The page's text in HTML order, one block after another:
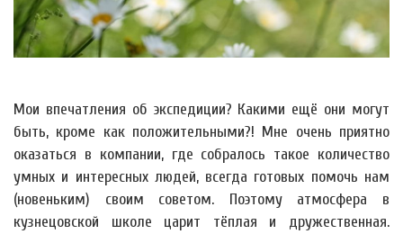
Мои впечатления об экспедиции? Какими ещё они могут
быть, кроме как положительными?! Мне очень приятно
оказаться в компании, где собралось такое количество
умных и интересных людей, всегда готовых помочь нам
(новеньким) своим советом. Поэтому атмосфера в
кузнецовской школе царит тёплая и дружественная.